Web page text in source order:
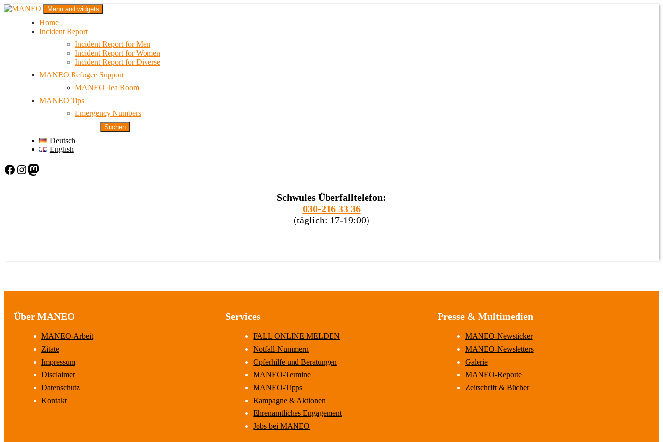
Skip
MANEO
Das schwule Anti-Gewalt-Projekt in Berlin
Menu and widgets
Home
Incident Report
Incident Report for Men
Incident Report for Women
Incident Report for Diverse
MANEO Refugee Support
MANEO Tea Room
MANEO Tips
Emergency Numbers
Suchen
Deutsch
English
Facebook Instagram Mastodon
Schwules Überfalltelefon:
030-216 33 36
(täglich: 17-19:00)
Über MANEO
MANEO-Arbeit
Zitate
Impressum
Disclaimer
Datenschutz
Kontakt
Services
FALL ONLINE MELDEN
Notfall-Nummern
Opferhilfe und Beratungen
MANEO-Termine
MANEO-Tipps
Kampagne & Aktionen
Ehrenamtliches Engagement
Jobs bei MANEO
Presse & Multimedien
MANEO-Newsticker
MANEO-Newsletters
Galerie
MANEO-Reporte
Zeitschrift & Bücher